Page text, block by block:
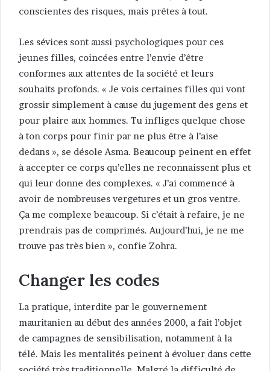
conscientes des risques, mais prêtes à tout.
Les sévices sont aussi psychologiques pour ces
jeunes filles, coincées entre l’envie d’être
conformes aux attentes de la société et leurs
souhaits profonds. « Je vois certaines filles qui vont
grossir simplement à cause du jugement des gens et
pour plaire aux hommes. Tu infliges quelque chose
à ton corps pour finir par ne plus être à l’aise
dedans », se désole Asma. Beaucoup peinent en effet
à accepter ce corps qu’elles ne reconnaissent plus et
qui leur donne des complexes. « J’ai commencé à
avoir de nombreuses vergetures et un gros ventre.
Ça me complexe beaucoup. Si c’était à refaire, je ne
prendrais pas de comprimés. Aujourd’hui, je ne me
trouve pas très bien », confie Zohra.
Changer les codes
La pratique, interdite par le gouvernement
mauritanien au début des années 2000, a fait l’objet
de campagnes de sensibilisation, notamment à la
télé. Mais les mentalités peinent à évoluer dans cette